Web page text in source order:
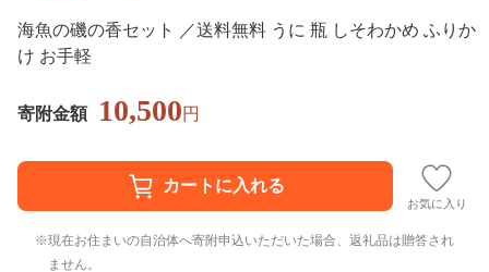
海魚の磯の香セット ／送料無料 うに 瓶 しそわかめ ふりか
け お手軽
寄附金額 10,500円
お気に入り
現在お住まいの自治体へ寄附申込いただいた場合、返礼品は贈答され
ません。